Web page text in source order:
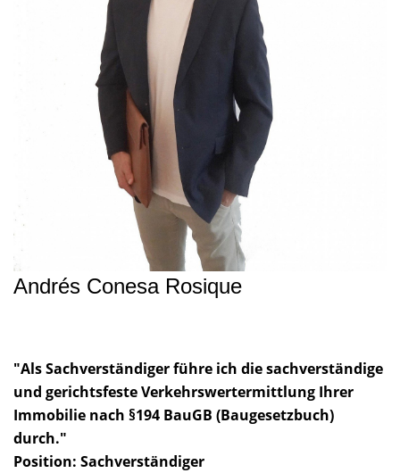
Andrés Conesa Rosique
"Als Sachverständiger führe ich die sachverständige
und gerichtsfeste Verkehrswertermittlung Ihrer
Immobilie nach §194 BauGB (Baugesetzbuch)
durch."
Position: Sachverständiger